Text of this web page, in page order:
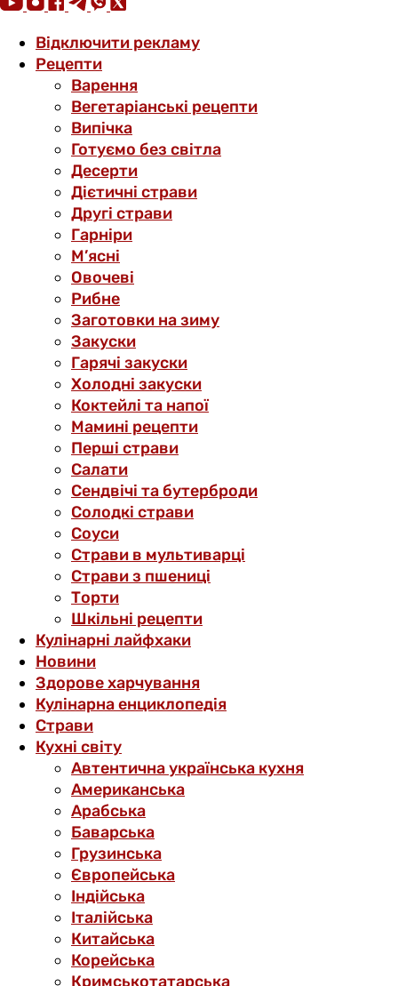
Відключити рекламу
Рецепти
Варення
Вегетаріанські рецепти
Випічка
Готуємо без світла
Десерти
Дієтичні страви
Другі страви
Гарніри
М’ясні
Овочеві
Рибне
Заготовки на зиму
Закуски
Гарячі закуски
Холодні закуски
Коктейлі та напої
Мамині рецепти
Перші страви
Салати
Сендвічі та бутерброди
Солодкі страви
Соуси
Страви в мультиварці
Страви з пшениці
Торти
Шкільні рецепти
Кулінарні лайфхаки
Новини
Здорове харчування
Кулінарна енциклопедія
Страви
Кухні світу
Автентична українська кухня
Американська
Арабська
Баварська
Грузинська
Європейська
Індійська
Італійська
Китайська
Корейська
Кримськотатарська